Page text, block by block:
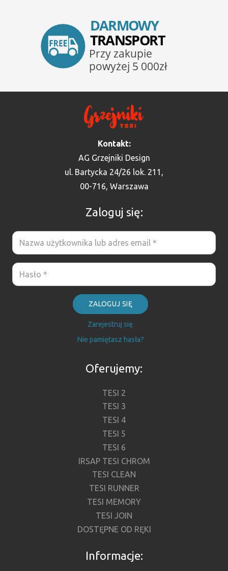
Kontakt:
AG Grzejniki Design
ul. Bartycka 24/26 lok. 211,
00-716, Warszawa
Zaloguj się:
ZALOGUJ SIĘ
Zarejestruj się
Nie pamiętasz hasła?
Oferujemy:
TESI 2
TESI 3
TESI 4
TESI 5
TESI 6
IRSAP TESI CHROM
TESI CLEAN
TESI RUNNER
TESI MEMORY
TESI JOIN
DOSTĘPNE OD RĘKI
Informacje: